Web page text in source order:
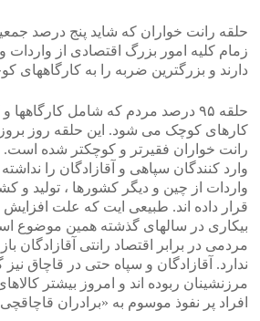
حلقه رانت خواران که شاید پنج درصد
زمام کلیه امور بزرگ اقتصادی از
دارند و بزرگترین ضربه را به کارگاههای
حلقه ۹۵ درصد مردم که شامل
کارهای کوچک می شود. این حلقه روز بروز
رانت خواران فقیرتر و کوچکتر شده است.
وارد کنندگان سپاهی و آقازادگان را نداشته
واردات از چین و دیگر کشورها ، تولید و
قرار داده اند. طبیعی ایت که علت
بیکاری در سالهای گذشته همین موضوع
مردمی در برابر اقتصاد رانتی آقازادگان
ندارد. آقازادگان و سپاه حتی در قاچاق
مرزنشینان ربوده اند و امروز بیشتر
افراد پر نفوذ موسوم به «برادران